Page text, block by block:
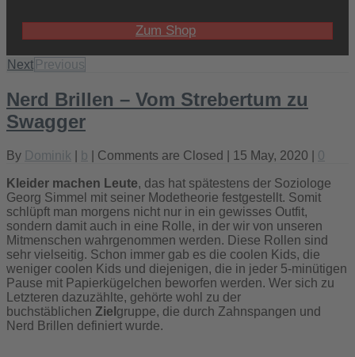
Zum Shop
Next Previous
Nerd Brillen – Vom Strebertum zu
Swagger
By Dominik b Comments are Closed | 15 May, 2020 | 0
Kleider machen Leute, das hat spätestens der Soziologe
Georg Simmel mit seiner Modetheorie festgestellt. Somit
schlüpft man morgens nicht nur in ein gewisses Outfit,
sondern damit auch in eine Rolle, in der wir von unseren
Mitmenschen wahrgenommen werden. Diese Rollen sind
sehr vielseitig. Schon immer gab es die coolen Kids, die
weniger coolen Kids und diejenigen, die in jeder 5-minütigen
Pause mit Papierkügelchen beworfen werden. Wer sich zu
Letzteren dazuzählte, gehörte wohl zu der
buchstäblichen Ziel gruppe, die durch Zahnspangen und
Nerd Brillen definiert wurde.